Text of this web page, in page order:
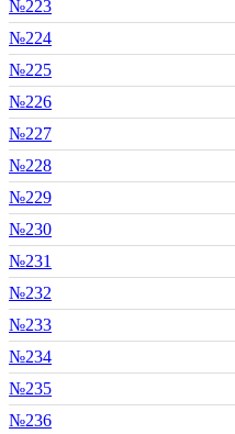
№223
№224
№225
№226
№227
№228
№229
№230
№231
№232
№233
№234
№235
№236